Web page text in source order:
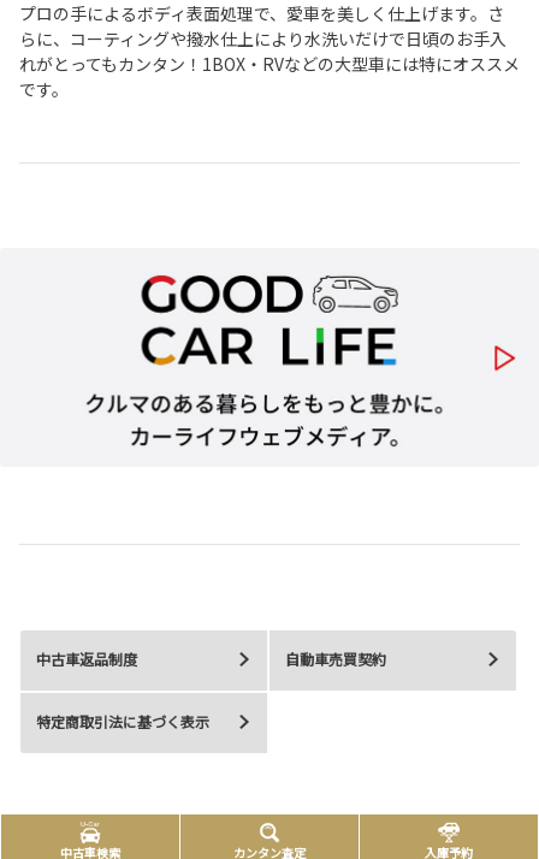
プロの手によるボディ表面処理で、愛車を美しく仕上げます。さ
らに、コーティングや撥水仕上により水洗いだけで日頃のお手入
れがとってもカンタン！1BOX・RVなどの大型車には特にオススメ
です。
中古車返品制度 自動車売買契約
特定商取引法に基づく表示
中古車検索 カンタン査定 入庫予約